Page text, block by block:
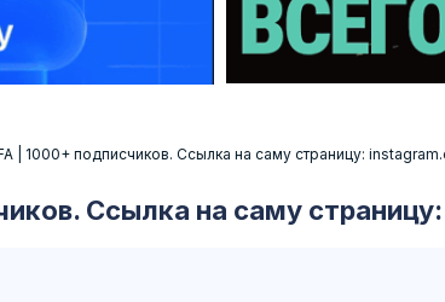
| 1000+ подписчиков. Ссылка на саму страницу:
Ссылка на саму